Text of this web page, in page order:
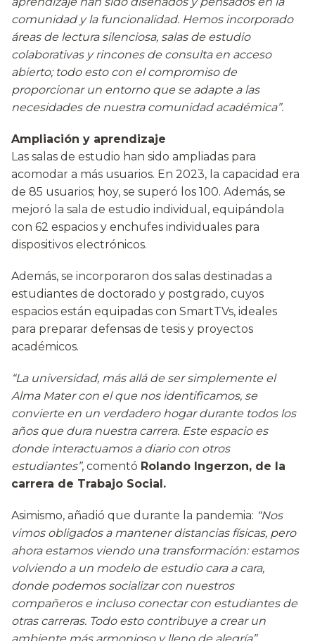
comunidad y la funcionalidad. Hemos incorporado
áreas de lectura silenciosa, salas de estudio
colaborativas y rincones de consulta en acceso
abierto; todo esto con el compromiso de
proporcionar un entorno que se adapte a las
necesidades de nuestra comunidad académica”.
Ampliación y aprendizaje
Las salas de estudio han sido ampliadas para
acomodar a más usuarios. En 2023, la capacidad era
de 85 usuarios; hoy, se superó los 100. Además, se
mejoró la sala de estudio individual, equipándola
con 62 espacios y enchufes individuales para
dispositivos electrónicos.
Además, se incorporaron dos salas destinadas a
estudiantes de doctorado y postgrado, cuyos
espacios están equipadas con SmartTVs, ideales
para preparar defensas de tesis y proyectos
académicos.
“La universidad, más allá de ser simplemente el
Alma Mater con el que nos identificamos, se
convierte en un verdadero hogar durante todos los
años que dura nuestra carrera. Este espacio es
donde interactuamos a diario con otros
estudiantes”, comentó Rolando Ingerzon, de la
carrera de Trabajo Social.
Asimismo, añadió que durante la pandemia: “Nos
vimos obligados a mantener distancias físicas, pero
ahora estamos viendo una transformación: estamos
volviendo a un modelo de estudio cara a cara,
donde podemos socializar con nuestros
compañeros e incluso conectar con estudiantes de
otras carreras. Todo esto contribuye a crear un